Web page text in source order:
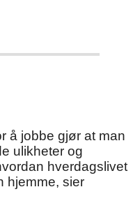
å jobbe gjør at man
ulikheter og
hverdagslivet
hjemme, sier